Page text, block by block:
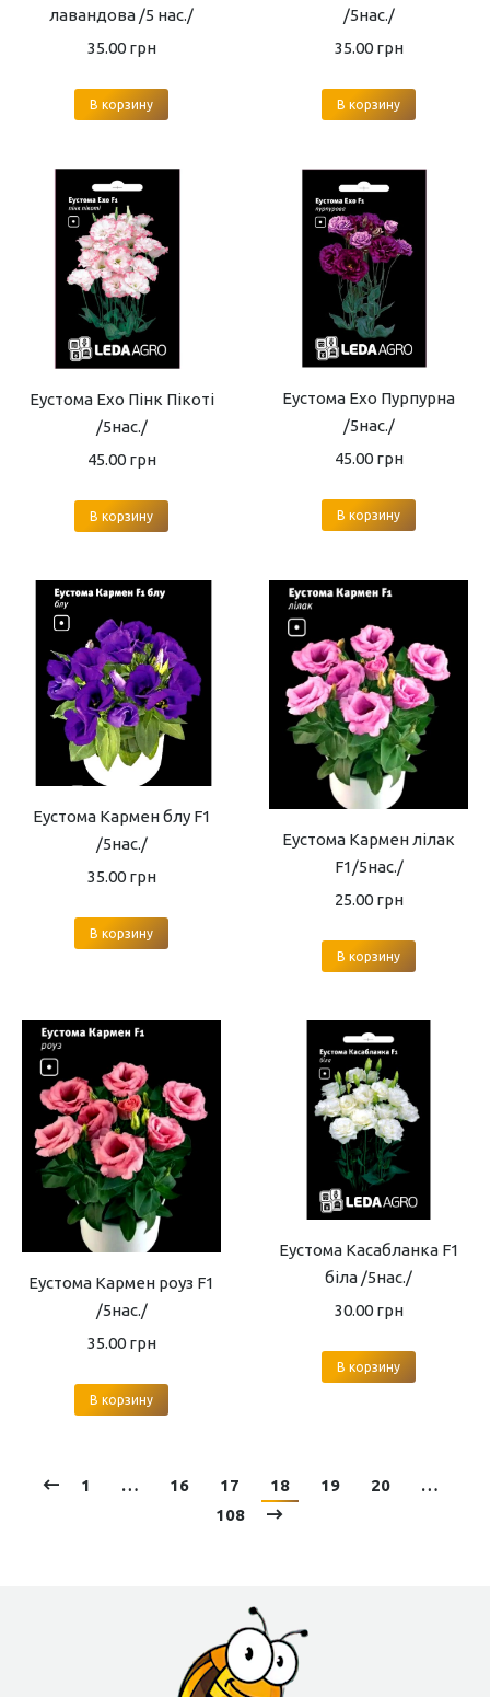
лавандова /5 нас./
35.00 грн
В корзину
/5нас./
35.00 грн
В корзину
Еустома Ехо Пінк Пікоті
/5нас./
45.00 грн
В корзину
Еустома Ехо Пурпурна
/5нас./
45.00 грн
В корзину
Еустома Кармен блу F1
/5нас./
35.00 грн
В корзину
Еустома Кармен лілак
F1/5нас./
25.00 грн
В корзину
Еустома Кармен роуз F1
/5нас./
35.00 грн
В корзину
Еустома Касабланка F1
біла /5нас./
30.00 грн
В корзину
1 … 16 17 18 19 20
…
108